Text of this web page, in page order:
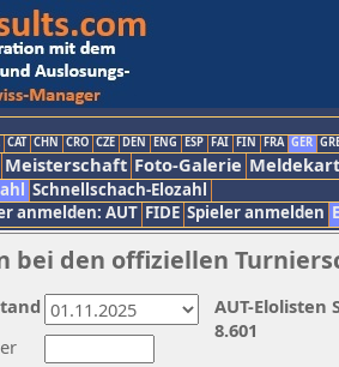
CAT CHN CRO CZE DEN ENG ESP FAI FIN FRA GER
Meisterschaft Foto-Galerie
Schnellschach-Elozahl
anmelden: AUT FIDE Spieler anmelden
bei den offiziellen
AUT-Elolisten
8.601